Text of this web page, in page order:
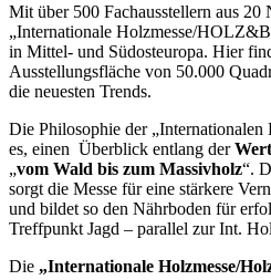
Mit über 500 Fachausstellern aus 20
„Internationale Holzmesse/
in Mittel- und Südosteuropa. Hier
Ausstellungsfläche von 50.000
die neuesten Trends.
Die Philosophie der
es, einen Überblick entlang der
„vom Wald bis zum Massivholz“.
sorgt die Messe für eine stärkere
und bildet so den Nährboden für
Treffpunkt Jagd – parallel zur Int.
Die „Internationale Holzmesse/